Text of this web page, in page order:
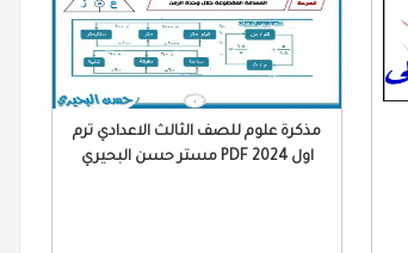
مذكرة علوم للصف الثالث الاعدادي ترم
اول 2024 PDF مستر حسن البحيري